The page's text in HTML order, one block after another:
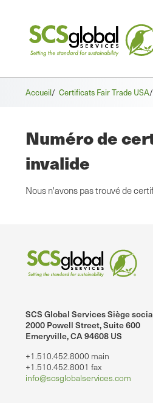
Accueil/ Certificats Fair Trade USA/
Numéro de
invalide
Nous n'avons pas trouvé de
SCS Global Services Siège
2000 Powell Street, Suite 600
Emeryville, CA 94608 US
+1.510.452.8000 main
+1.510.452.8001 fax
info@scsglobalservices.com